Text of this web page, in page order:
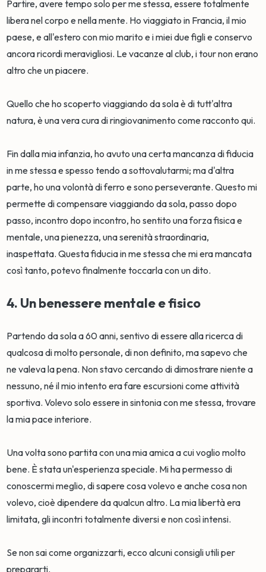
Partire, avere tempo solo per me stessa, essere totalmente
libera nel corpo e nella mente. Ho viaggiato in Francia, il mio
paese, e all'estero con mio marito e i miei due figli e conservo
ancora ricordi meravigliosi. Le vacanze al club, i tour non erano
altro che un piacere.
Quello che ho scoperto viaggiando da sola è di tutt'altra
natura, è una vera cura di ringiovanimento come racconto qui.
Fin dalla mia infanzia, ho avuto una certa mancanza di fiducia
in me stessa e spesso tendo a sottovalutarmi; ma d'altra
parte, ho una volontà di ferro e sono perseverante. Questo mi
permette di compensare viaggiando da sola, passo dopo
passo, incontro dopo incontro, ho sentito una forza fisica e
mentale, una pienezza, una serenità straordinaria,
inaspettata. Questa fiducia in me stessa che mi era mancata
così tanto, potevo finalmente toccarla con un dito.
4. Un benessere mentale e fisico
Partendo da sola a 60 anni, sentivo di essere alla ricerca di
qualcosa di molto personale, di non definito, ma sapevo che
ne valeva la pena. Non stavo cercando di dimostrare niente a
nessuno, né il mio intento era fare escursioni come attività
sportiva. Volevo solo essere in sintonia con me stessa, trovare
la mia pace interiore.
Una volta sono partita con una mia amica a cui voglio molto
bene. È stata un'esperienza speciale. Mi ha permesso di
conoscermi meglio, di sapere cosa volevo e anche cosa non
volevo, cioè dipendere da qualcun altro. La mia libertà era
limitata, gli incontri totalmente diversi e non così intensi.
Se non sai come organizzarti, ecco alcuni consigli utili per
prepararti.